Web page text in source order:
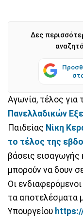
Δες
Αγωνία, τέλος
Πανελλαδικών
Παιδείας Νίκη
το τέλος της
βάσεις εισαγωγής
μπορούν να δουν
Οι
τα αποτελέσματα
Υπουργείου